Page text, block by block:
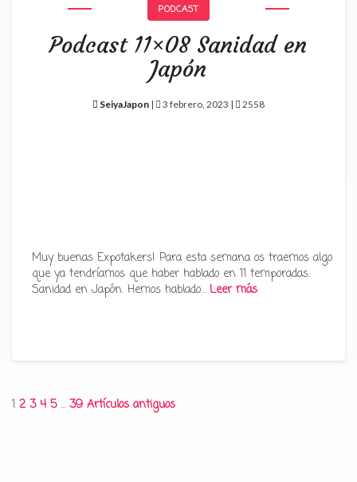
PODCAST
Podcast 11×08 Sanidad en
Japón
SeiyaJapon | 3 febrero, 2023 | 2558
Muy buenas Expotakers! Para esta semana os traemos algo
que ya tendríamos que haber hablado en 11 temporadas:
Sanidad en Japón. Hemos hablado… Leer más
Paginación
1 2 3 4 5 … 39 Artículos antiguos